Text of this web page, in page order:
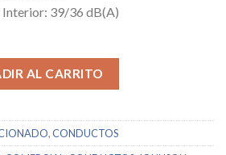
Interior: 39/36 dB(A)
/ 13266 cantidad
AL CARRITO
,CONDUCTOS